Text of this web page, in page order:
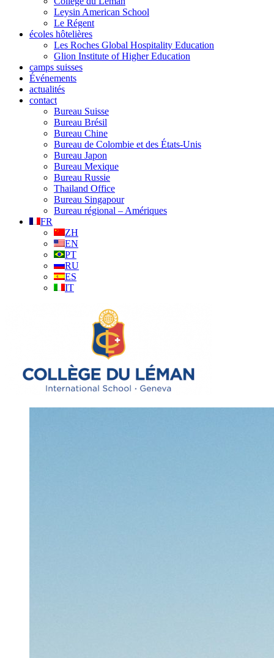
Leysin American School
Le Régent
écoles hôtelières
Les Roches Global Hospitality Education
Glion Institute of Higher Education
camps suisses
Événements
actualités
contact
Bureau Suisse
Bureau Brésil
Bureau Chine
Bureau de Colombie et des États-Unis
Bureau Japon
Bureau Mexique
Bureau Russie
Thailand Office
Bureau Singapour
Bureau régional – Amériques
FR
ZH
EN
PT
RU
ES
IT